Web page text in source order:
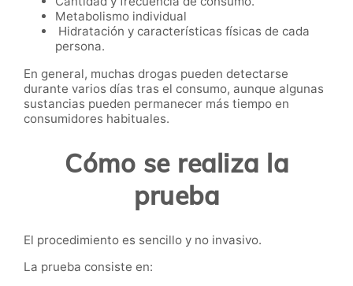
Metabolismo individual
Hidratación y características físicas de cada
persona.
En general, muchas drogas pueden detectarse
durante varios días tras el consumo, aunque algunas
sustancias pueden permanecer más tiempo en
consumidores habituales.
Cómo se realiza la
prueba
El procedimiento es sencillo y no invasivo.
La prueba consiste en: